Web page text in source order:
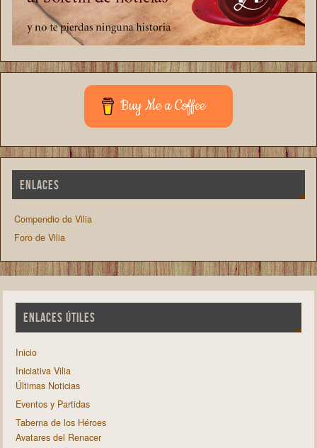
Buy Me a Coffee
ENLACES
Compendio de Vilia
Foro de Vilia
ENLACES ÚTILES
Inicio
Iniciativa Vilia
Últimas Noticias
Eventos y Partidas
Taberna de los Héroes
Avatares del Renacer